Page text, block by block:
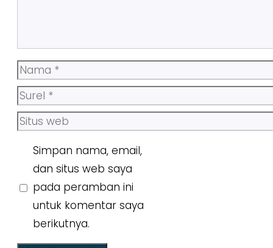
Nama
Surel
Situs
Simpan nama, email,
dan situs web saya
pada peramban ini
untuk komentar saya
berikutnya.